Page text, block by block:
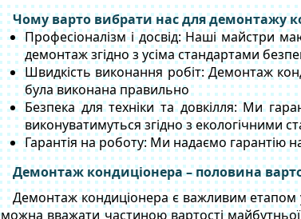
Чому варто вибрати нас для демонтажу
Професіоналізм і досвід: Наші майстри
демонтаж згідно з усіма стандартами
Швидкість виконання робіт: Демонтаж
була виконана правильно
Безпека для техніки та довкілля: Ми
виконуватимуться згідно з екологічними
Гарантія на роботу: Ми надаємо гарантію
Демонтаж кондиціонера – половина
Демонтаж кондиціонера є важливим етапом
можна вважати частиною вартості